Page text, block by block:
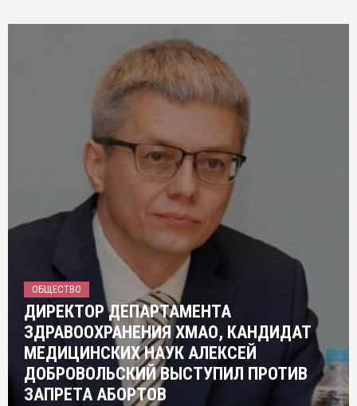
ОБЩЕСТВО
ДИРЕКТОР ДЕПАРТАМЕНТА
ЗДРАВООХРАНЕНИЯ ХМАО, КАНДИДАТ
МЕДИЦИНСКИХ НАУК АЛЕКСЕЙ
ДОБРОВОЛЬСКИЙ ВЫСТУПИЛ ПРОТИВ
ЗАПРЕТА АБОРТОВ